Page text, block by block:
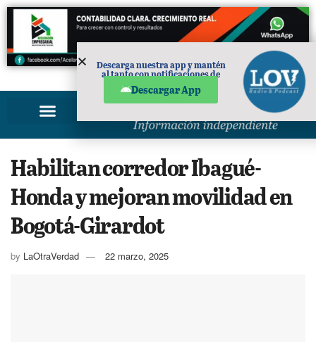
PUBLICIDAD
Habilitan corredor Ibagué-
Honda y mejoran movilidad en
Bogotá-Girardot
by LaOtraVerdad 22 marzo, 2025
Descarga nuestra app y mantén
al tanto con notificaciones de
Descargar App